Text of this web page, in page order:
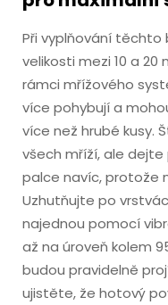
Při vyplňování těchto
velikosti mezi 10 a
rámci mřížového
více pohybují a
více než hrubé kusy.
všech mříží, ale
palce navíc, protože
Uzhutňujte po
najednou pomocí
až na úroveň kolem
budou pravidelně
ujistěte, že hotový